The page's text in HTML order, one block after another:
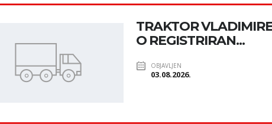
TRAKTOR
O REGISTRIRAN...
OBJAVLJEN
03.08.2026.